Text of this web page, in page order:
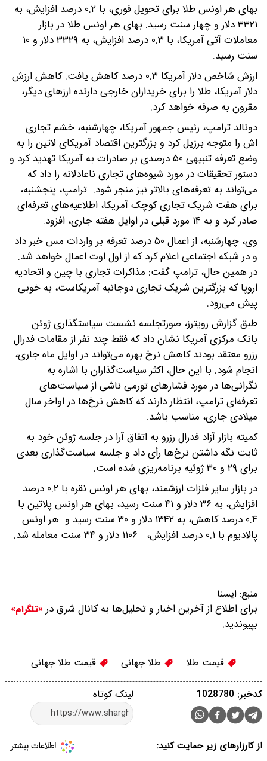
بهای هر اونس طلا برای تحویل فوری، با ۰.۲ درصد افزایش، به
۳۳۲۱ دلار و چهار سنت رسید. بهای هر اونس طلا در بازار
معاملات آتی آمریکا، با ۰.۳ درصد افزایش، به ۳۳۲۹ دلار و ۱۰
سنت رسید.
ارزش شاخص دلار آمریکا ۰.۳ درصد کاهش یافت. کاهش ارزش
دلار آمریکا، طلا را برای خریداران خارجی دارنده ارزهای دیگر،
مقرون به صرفه خواهد کرد.
دونالد ترامپ، رئیس جمهور آمریکا، چهارشنبه، خشم تجاری
اش را متوجه برزیل کرد و بزرگترین اقتصاد آمریکای لاتین را به
وضع تعرفه تنبیهی ۵۰ درصدی بر صادرات به آمریکا تهدید کرد و
دستور تحقیقات در مورد شیوه‌های تجاری ناعادلانه را داد که
می‌تواند به تعرفه‌های بالاتر نیز منجر شود. ترامپ، پنجشنبه،
برای هفت شریک تجاری کوچک آمریکا، اطلاعیه‌های تعرفه‌ای
صادر کرد و به ۱۴ مورد قبلی در اوایل هفته جاری، افزود.
وی، چهارشنبه، از اعمال ۵۰ درصد تعرفه بر واردات مس خبر داد
و در شبکه اجتماعی اعلام کرد که از اول اوت اعمال خواهد شد.
در همین حال، ترامپ گفت: مذاکرات تجاری با چین و اتحادیه
اروپا که بزرگترین شریک تجاری دوجانبه آمریکاست، به خوبی
پیش می‌رود.
طبق گزارش رویترز، صورتجلسه نشست سیاستگذاری ژوئن
بانک مرکزی آمریکا نشان داد که فقط چند نفر از مقامات فدرال
رزرو معتقد بودند کاهش نرخ بهره می‌تواند در اوایل ماه جاری،
انجام شود. با این حال، اکثر سیاست‌گذاران با اشاره به
نگرانی‌ها در مورد فشارهای تورمی ناشی از سیاست‌های
تعرفه‌ای ترامپ، انتظار دارند که کاهش نرخ‌ها در اواخر سال
میلادی جاری، مناسب باشد.
کمیته بازار آزاد فدرال رزرو به اتفاق آرا در جلسه ژوئن خود به
ثابت نگه داشتن نرخ‌ها رأی داد و جلسه سیاست‌گذاری بعدی
برای ۲۹ و ۳۰ ژوئیه برنامه‌ریزی شده است.
در بازار سایر فلزات ارزشمند، بهای هر اونس نقره با ۰.۲ درصد
افزایش، به ۳۶ دلار و ۴۱ سنت رسید، بهای هر اونس پلاتین با
۰.۴ درصد کاهش، به ۱۳۴۲ دلار و ۳۰ سنت رسید و هر اونس
پالادیوم با ۰.۱ درصد افزایش، ۱۱۰۶ دلار و ۳۴ سنت معامله شد.
منبع: ايسنا
برای اطلاع از آخرین اخبار و تحلیل‌ها به کانال شرق در «تلگرام»
بپیوندید.
قیمت طلا طلا جهانی قیمت طلا جهانی
لینک کوتاه کدخبر: 1028780
از کارزارهای زیر حمایت کنید: